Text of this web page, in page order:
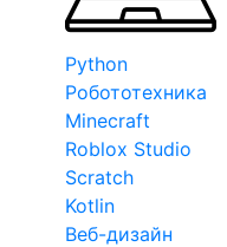
Python
Робототехника
Minecraft
Roblox Studio
Scratch
Kotlin
Веб-дизайн